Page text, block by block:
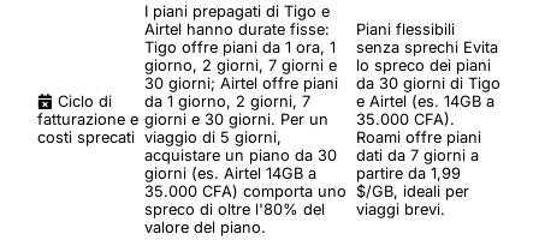
Ciclo di
fatturazione e
costi sprecati
I piani prepagati di Tigo e
Airtel hanno durate fisse:
Tigo offre piani da 1 ora, 1
giorno, 2 giorni, 7 giorni e
30 giorni; Airtel offre piani
da 1 giorno, 2 giorni, 7
giorni e 30 giorni. Per un
viaggio di 5 giorni,
acquistare un piano da 30
giorni (es. Airtel 14GB a
35.000 CFA) comporta uno
spreco di oltre l'80% del
valore del piano.
Piani flessibili
senza sprechi Evita
lo spreco dei piani
da 30 giorni di Tigo
e Airtel (es. 14GB a
35.000 CFA).
Roami offre piani
dati da 7 giorni a
partire da 1,99
$/GB, ideali per
viaggi brevi.